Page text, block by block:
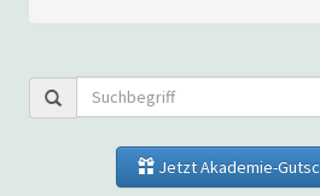
Jetzt Akademie-